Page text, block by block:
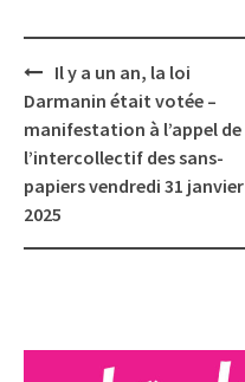
Post
navigation
Il y a un an, la loi
Darmanin était votée –
manifestation à l’appel de
l’intercollectif des sans-
papiers vendredi 31 janvier
2025